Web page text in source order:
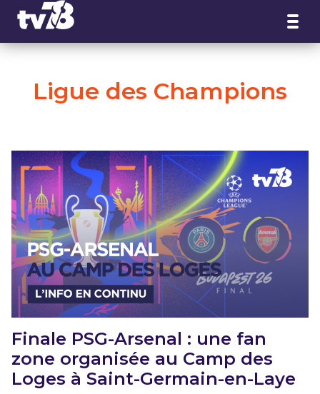
Ligue des Champions
Finale PSG-Arsenal : une fan
zone organisée au Camp des
Loges à Saint-Germain-en-Laye
Panneau de gestion des cookies